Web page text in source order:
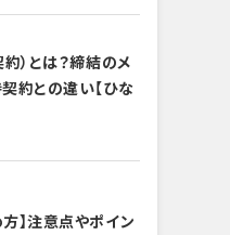
）とは？締結のメ
約との違い【ひな
】注意点やポイン